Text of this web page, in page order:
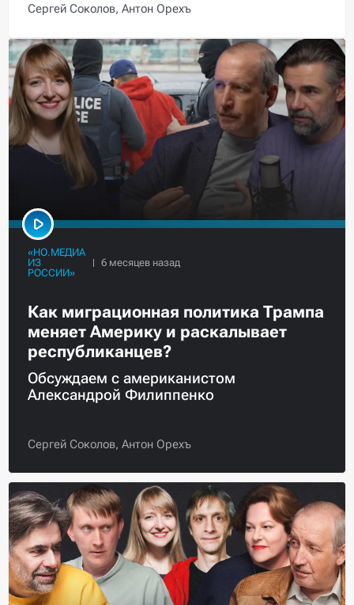
Сергей Соколов, Антон Орехъ
«НО.МЕДИА
ИЗ
РОССИИ»
Как миграционная политика Трампа
меняет Америку и раскалывает
республиканцев?
Обсуждаем с американистом
Александрой Филиппенко
Сергей Соколов, Антон Орехъ